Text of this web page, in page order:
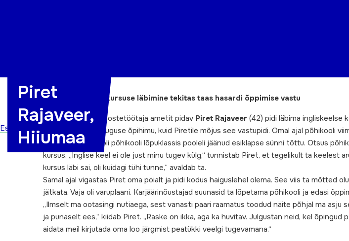
Esileht
Piret
Rajaveer,
Hiiumaa
Võimatuna näiva kursuse läbimine tekitas taas hasardi õppimise vastu
Plastitööstuses koostetöötaja ametit pidav Piret Rajaveer (42) pidi läbima ingliskeelse
katsumus viib igasuguse õpihimu, kuid Piretile mõjus see vastupidi. Omal ajal põhikooli
Pireti haridustee oli põhikooli lõpuklassis pooleli jäänud esiklapse sünni tõttu. Otsus
kursus. „Inglise keel ei ole just minu tugev külg,“ tunnistab Piret, et tegelikult ta keelest
kursus läbi sai, oli kuidagi tühi tunne,“ avaldab ta.
Samal ajal vigastas Piret oma pöialt ja pidi kodus haiguslehel olema. See viis ta mõtted
jätkata. Vaja oli varuplaani. Karjäärinõustajad suunasid ta lõpetama põhikooli ja edasi
„Ilmselt ma ootasingi nutiaega, sest vanasti paari raamatus toodud näite põhjal ma
ja punaselt ees,“ kiidab Piret. „Raske on ikka, aga ka huvitav. Julgustan neid, kel
aidata meil kirjutada oma loo järgmist peatükki veelgi tugevamana.“